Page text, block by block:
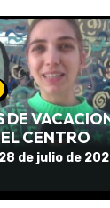
CENTRO
EL TALA
28 de julio de